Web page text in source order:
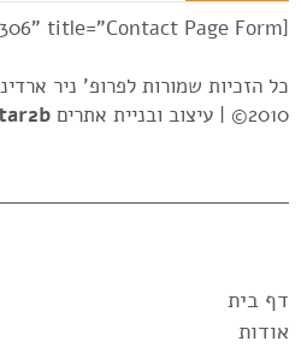
[contact-form-7 id="3306" title="Contact Page Form"]
כל הזכיות שמורות לפרופ' ניר
2010© |
עיצוב ובניית אתרים
דף בית
אודות